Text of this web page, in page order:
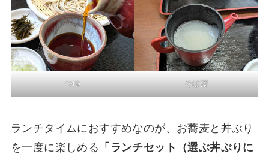
つゆ そば湯
ランチタイムにおすすめなのが、お蕎麦と丼ぶり
を一度に楽しめる 「ランチセット（選ぶ丼ぶりに